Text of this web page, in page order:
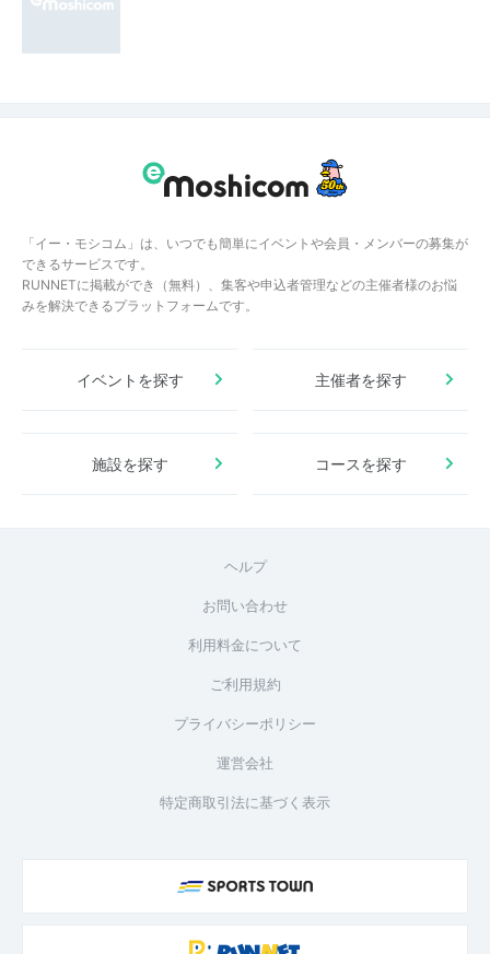
「イー・モシコム」は、いつでも簡単にイベントや会員・メンバーの募集が
できるサービスです。
RUNNETに掲載ができ（無料）、集客や申込者管理などの主催者様のお悩
みを解決できるプラットフォームです。
イベントを探す 主催者を探す
施設を探す コースを探す
ヘルプ
お問い合わせ
利用料金について
ご利用規約
プライバシーポリシー
運営会社
特定商取引法に基づく表示